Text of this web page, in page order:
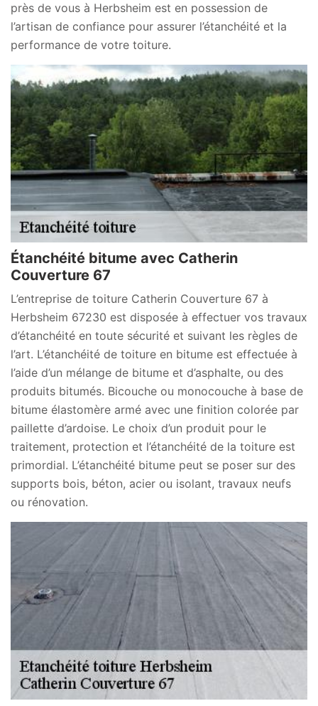
près de vous à Herbsheim est en possession de
l’artisan de confiance pour assurer l’étanchéité et la
performance de votre toiture.
Étanchéité bitume avec Catherin
Couverture 67
L’entreprise de toiture Catherin Couverture 67 à
Herbsheim 67230 est disposée à effectuer vos travaux
d’étanchéité en toute sécurité et suivant les règles de
l’art. L’étanchéité de toiture en bitume est effectuée à
l’aide d’un mélange de bitume et d’asphalte, ou des
produits bitumés. Bicouche ou monocouche à base de
bitume élastomère armé avec une finition colorée par
paillette d’ardoise. Le choix d’un produit pour le
traitement, protection et l’étanchéité de la toiture est
primordial. L’étanchéité bitume peut se poser sur des
supports bois, béton, acier ou isolant, travaux neufs
ou rénovation.